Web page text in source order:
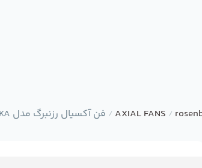
/
AXIAL FANS
/ فن آکسیال رزنبرگ مدل AKSD 630-4-4 G.5KA